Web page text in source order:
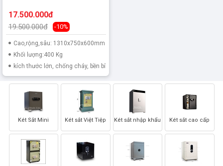
17.500.000đ
19.500.000đ -10%
Cao,rộng,sâu: 1310x750x600mm
Khối lượng:400 Kg
kích thước lớn, chống cháy, bền bỉ
Két Sắt Mini Két sắt Việt Tiệp Két sắt nhập khẩu Két sắt cao cấp